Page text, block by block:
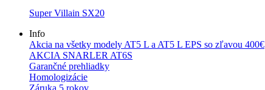
Super Villain SX20
Info
Akcia na všetky modely AT5 L a AT5 L EPS so zľavou 400€
AKCIA SNARLER AT6S
Garančné prehliadky
Homologizácie
Záruka 5 rokov